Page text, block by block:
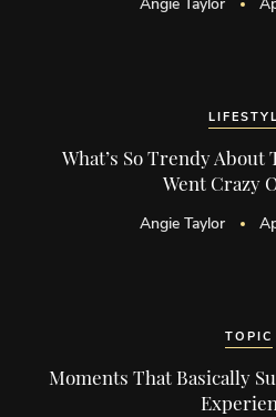
Angie Taylor
What’s So Trendy
Went Crazy
Angie Taylor
TOPIC
Moments That Basically